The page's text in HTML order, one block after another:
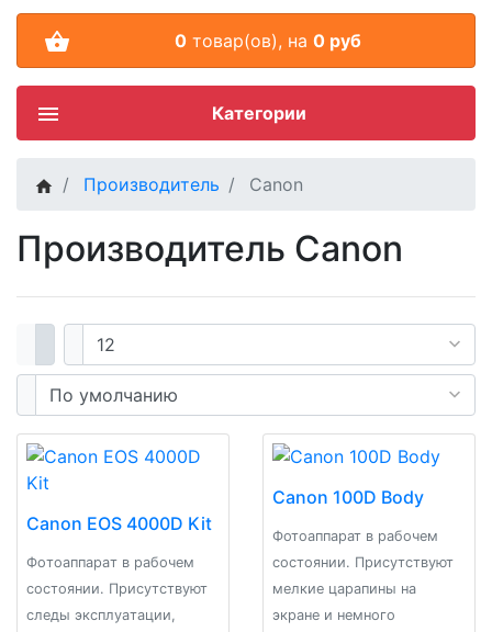
0 товар(ов), на 0 руб
Категории
Производитель Canon
Производитель Canon
Canon EOS 4000D Kit
Фoтoaппарaт в рабочeм
cостоянии. Пpисутcтвуют
следы эксплуaтaции,
Canon 100D Body
Фотоаппарат в рабочем
состоянии. Присутствуют
мелкие царапины на
экране и немного